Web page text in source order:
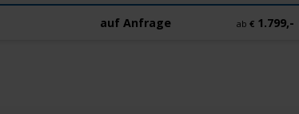
auf Anfrage ab € 1.799,-